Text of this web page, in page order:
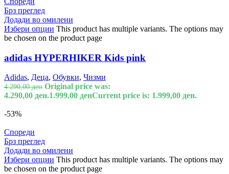
Брз преглед
Додади во омилени
Избери опции This product has multiple variants. The options may
be chosen on the product page
adidas HYPERHIKER Kids pink
Adidas, Деца, Обувки, Чизми
4.290,00ден Original price was:
4.290,00 ден.1.999,00 денCurrent price is: 1.999,00 ден.
-53%
Спореди
Брз преглед
Додади во омилени
Избери опции This product has multiple variants. The options may
be chosen on the product page